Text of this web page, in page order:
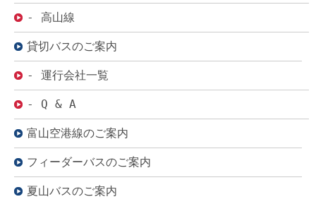
- 高山線
貸切バスのご案内
- 運行会社一覧
- Q & A
富山空港線のご案内
フィーダーバスのご案内
夏山バスのご案内